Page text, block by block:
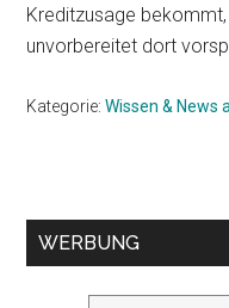
Kreditzusage
unvorbereitet dort
Kategorie:Wissen & News
Seitenspalte
WERBUNG